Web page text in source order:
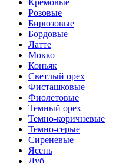
Кремовые
Розовые
Бирюзовые
Бордовые
Латте
Мокко
Коньяк
Светлый орех
Фисташковые
Фиолетовые
Темный орех
Темно-коричневые
Темно-серые
Сиреневые
Ясень
Дуб